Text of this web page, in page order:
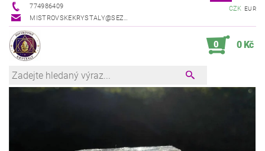
774986409
MISTROVSKEKRYSTALY@SEZNAM.CZ
CZK EUR
0 0 Kč